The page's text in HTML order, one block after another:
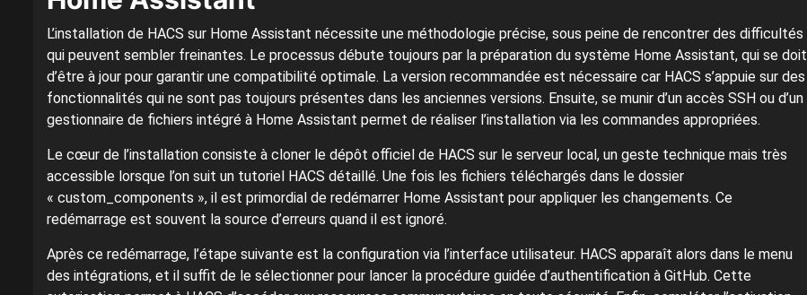
L’installation de HACS sur Home Assistant nécessite une méthodologie précise, sous peine de rencontrer des difficultés
qui peuvent sembler freinantes. Le processus débute toujours par la préparation du système Home Assistant, qui se doit
d’être à jour pour garantir une compatibilité optimale. La version recommandée est nécessaire car HACS s’appuie sur des
fonctionnalités qui ne sont pas toujours présentes dans les anciennes versions. Ensuite, se munir d’un accès SSH ou d’un
gestionnaire de fichiers intégré à Home Assistant permet de réaliser l’installation via les commandes appropriées.
Le cœur de l’installation consiste à cloner le dépôt officiel de HACS sur le serveur local, un geste technique mais très
accessible lorsque l’on suit un tutoriel HACS détaillé. Une fois les fichiers téléchargés dans le dossier
« custom_components », il est primordial de redémarrer Home Assistant pour appliquer les changements. Ce
redémarrage est souvent la source d’erreurs quand il est ignoré.
Après ce redémarrage, l’étape suivante est la configuration via l’interface utilisateur. HACS apparaît alors dans le menu
des intégrations, et il suffit de le sélectionner pour lancer la procédure guidée d’authentification à GitHub. Cette